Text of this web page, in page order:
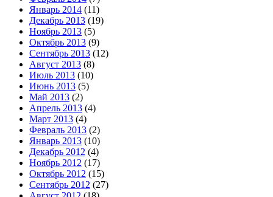
Январь 2014 (11)
Декабрь 2013 (19)
Ноябрь 2013 (5)
Октябрь 2013 (9)
Сентябрь 2013 (12)
Август 2013 (8)
Июль 2013 (10)
Июнь 2013 (5)
Май 2013 (2)
Апрель 2013 (4)
Март 2013 (4)
Февраль 2013 (2)
Январь 2013 (10)
Декабрь 2012 (4)
Ноябрь 2012 (17)
Октябрь 2012 (15)
Сентябрь 2012 (27)